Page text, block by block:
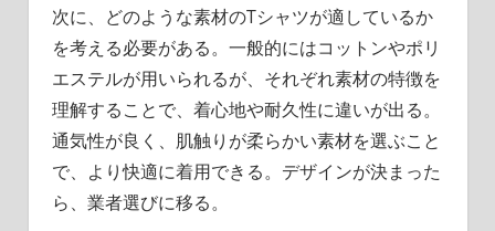
次に、どのような素材のTシャツが適しているか
を考える必要がある。一般的にはコットンやポリ
エステルが用いられるが、それぞれ素材の特徴を
理解することで、着心地や耐久性に違いが出る。
通気性が良く、肌触りが柔らかい素材を選ぶこと
で、より快適に着用できる。デザインが決まった
ら、業者選びに移る。